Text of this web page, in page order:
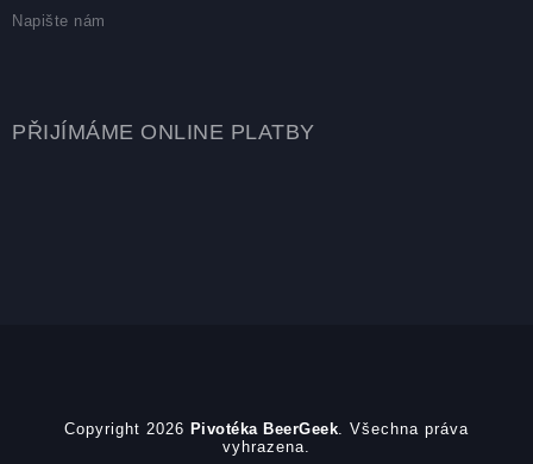
Napište nám
PŘIJÍMÁME ONLINE PLATBY
Copyright 2026 Pivotéka BeerGeek . Všechna práva
vyhrazena.